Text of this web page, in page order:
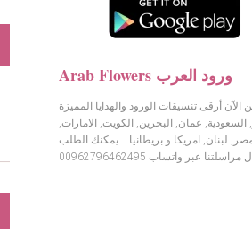
Arab Flowers ورود العرب
الآن أرقى تنسيقات الورود والهدايا المميزة
السعودية, عمان, البحرين, الكويت, الامارات,
مصر, لبنان, امريكا و بريطانيا… يمكنك الطلب
عبر واتساب 00962796462495